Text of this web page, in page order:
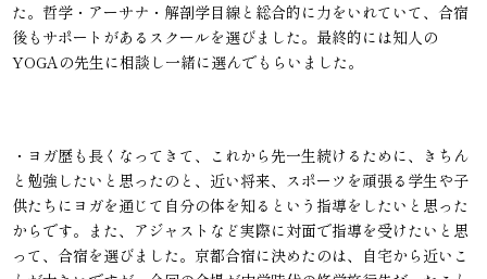
た。哲学・アーサナ・解剖学目線と総合的に力をいれていて、合宿
後もサポートがあるスクールを選びました。最終的には知人の
YOGAの先生に相談し一緒に選んでもらいました。
・ヨガ歴も長くなってきて、これから先一生続けるために、きちん
と勉強したいと思ったのと、近い将来、スポーツを頑張る学生や子
供たちにヨガを通じて自分の体を知るという指導をしたいと思った
からです。また、アジャストなど実際に対面で指導を受けたいと思
って、合宿を選びました。京都合宿に決めたのは、自宅から近いこ